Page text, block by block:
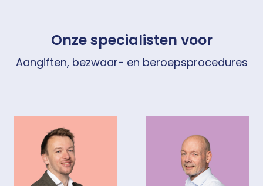
Onze specialisten voor
Aangiften, bezwaar- en beroepsprocedures